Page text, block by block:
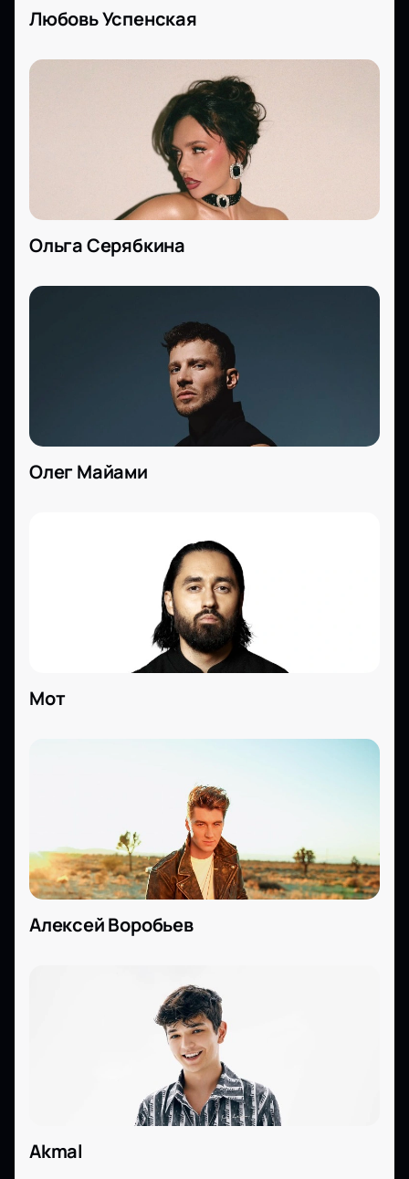
Любовь Успенская
Ольга Серябкина
Олег Майами
Мот
Алексей Воробьев
Akmal